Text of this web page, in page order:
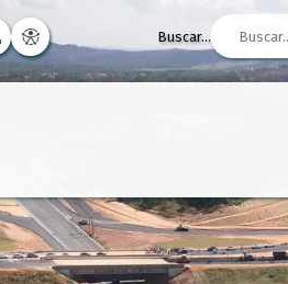
Buscar...